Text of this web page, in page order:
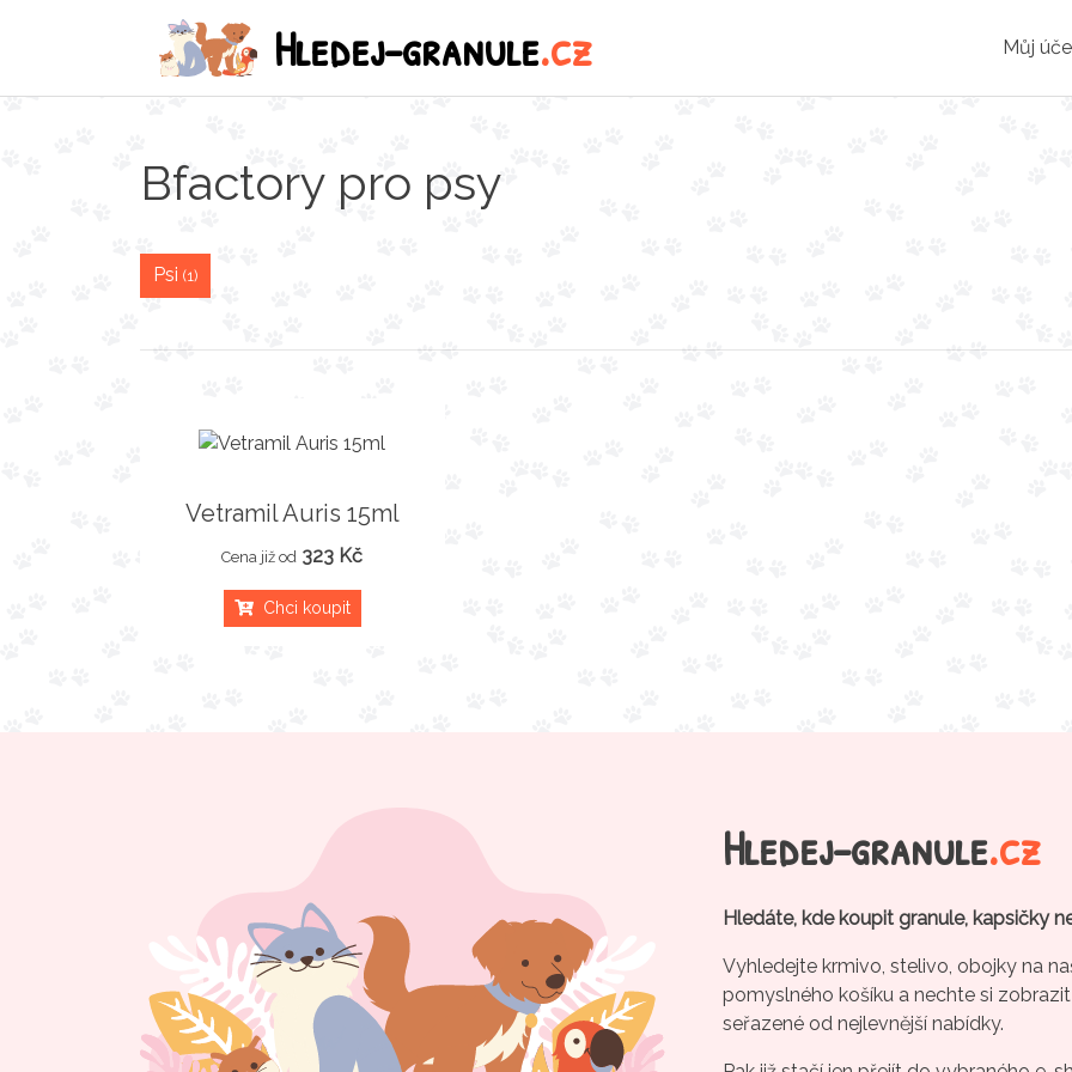
Hledej-granule.cz Můj
Bfactory pro psy
Psi (1)
Vetramil Auris 15ml
Cena již od 323 Kč
Chci koupit
Hledej-granule.cz
Hledáte, kde koupit granule, kapsičky
Vyhledejte krmivo, stelivo, obojky na
pomyslného košíku a nechte si
seřazené od nejlevnější nabídky.